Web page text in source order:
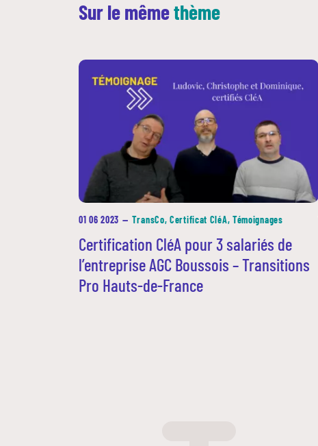
Sur le mêmethème
01 06 2023 — TransCo, Certificat CléA, Témoignages
Certification CléA pour 3 salariés de
l’entreprise AGC Boussois – Transitions
Pro Hauts-de-France